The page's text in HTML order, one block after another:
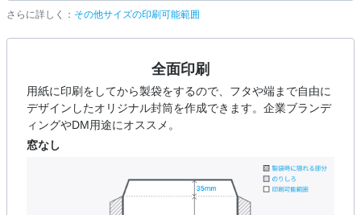
さらに詳しく： その他サイズの印刷可能範囲
全面印刷
用紙に印刷をしてから製袋をするので、フタや端まで自由に
デザインしたオリジナル封筒を作成できます。企業ブランデ
ィングやDM用途にオススメ。
窓なし